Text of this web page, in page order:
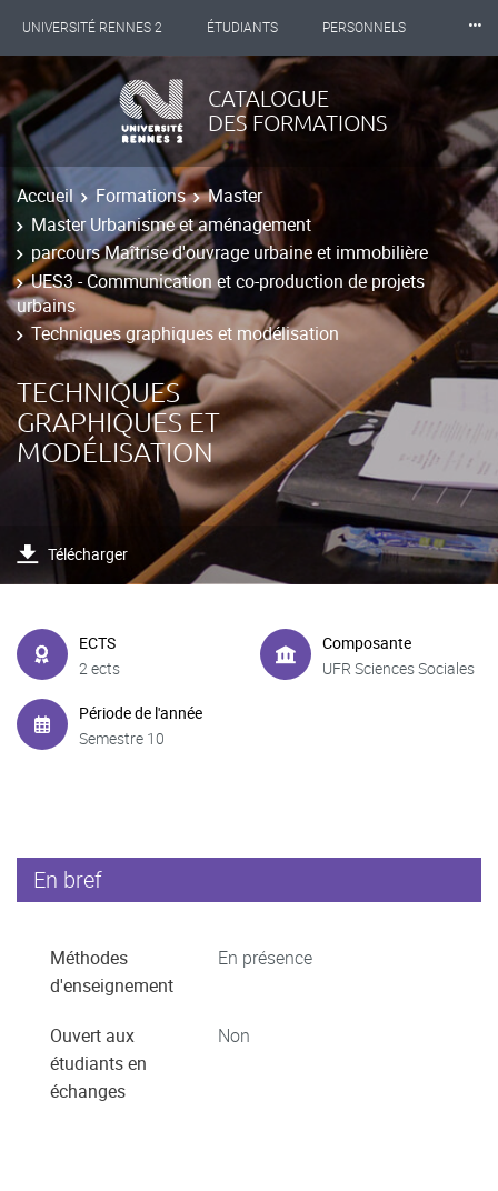
UNIVERSITÉ RENNES 2 ÉTUDIANTS PERSONNELS
INTERNATIONAL PROFESSIONNELS
LES NOUVELLES DE RENNES 2
⸱⸱⸱
CATALOGUE
DES FORMATIONS
Accueil Formations
Master
Master Urbanisme et aménagement
parcours Maîtrise d'ouvrage urbaine et immobilière
UES3 - Communication et co-production de projets
urbains
Techniques graphiques et modélisation
TECHNIQUES
GRAPHIQUES ET
MODÉLISATION
Télécharger
ECTS
2 ects
Composante
UFR Sciences Sociales
Période de l'année
Semestre 10
En bref
Méthodes
d'enseignement
En présence
Ouvert aux
étudiants en
échanges
Non